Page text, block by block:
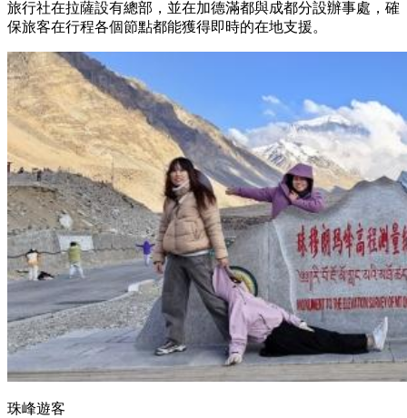
旅行社在拉薩設有總部，並在加德滿都與成都分設辦事處，確
保旅客在行程各個節點都能獲得即時的在地支援。
珠峰遊客